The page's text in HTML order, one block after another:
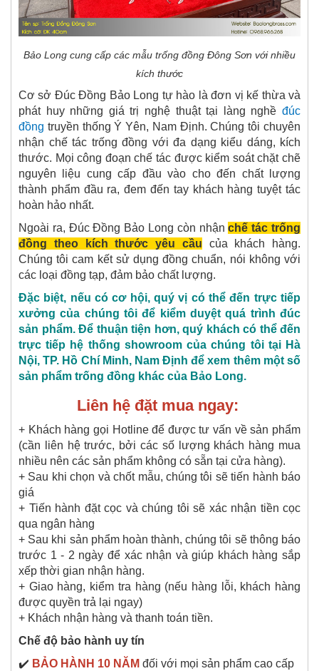
Bảo Long cung cấp các mẫu trống đồng Đông Sơn với nhiều
kích thước
Cơ sở Đúc Đồng Bảo Long tự hào là đơn vị kế thừa và
phát huy những giá trị nghệ thuật tại làng nghề đúc
đồng truyền thống Ý Yên, Nam Định. Chúng tôi chuyên
nhận chế tác trống đồng với đa dạng kiểu dáng, kích
thước. Mọi công đoạn chế tác được kiểm soát chặt chẽ
nguyên liệu cung cấp đầu vào cho đến chất lượng
thành phẩm đầu ra, đem đến tay khách hàng tuyệt tác
hoàn hảo nhất.
Ngoài ra, Đúc Đồng Bảo Long còn nhậnchế táctrống
đồng theo kích thước yêu cầu của khách hàng.
Chúng tôi cam kết sử dụng đồng chuẩn, nói không với
các loại đồng tạp, đảm bảo chất lượng.
Đặc biệt, nếu có cơ hội, quý vị có thể đến trực tiếp
xưởng của chúng tôi để kiểm duyệt quá trình đúc
sản phẩm. Để thuận tiện hơn, quý khách có thể đến
trực tiếp hệ thống showroom của chúng tôi tại Hà
Nội, TP. Hồ Chí Minh, Nam Định để xem thêm một số
sản phẩm trống đồng khác của Bảo Long.
Liên hệ đặt mua ngay:
+ Khách hàng gọi Hotline để được tư vấn về sản phẩm
(cần liên hệ trước, bởi các số lượng khách hàng mua
nhiều nên các sản phẩm không có sẵn tại cửa hàng).
+ Sau khi chọn và chốt mẫu, chúng tôi sẽ tiến hành báo
giá
+ Tiến hành đặt cọc và chúng tôi sẽ xác nhận tiền cọc
qua ngân hàng
+ Sau khi sản phẩm hoàn thành, chúng tôi sẽ thông báo
trước 1 - 2 ngày để xác nhận và giúp khách hàng sắp
xếp thời gian nhận hàng.
+ Giao hàng, kiểm tra hàng (nếu hàng lỗi, khách hàng
được quyền trả lại ngay)
+ Khách nhận hàng và thanh toán tiền.
Chế độ bảo hành uy tín
✔️ BẢO HÀNH 10 NĂM đối với mọi sản phẩm cao cấp